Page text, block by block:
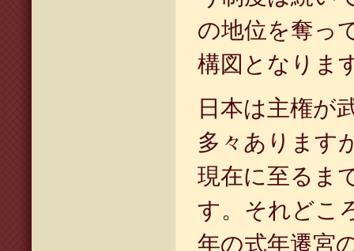
の地位を奪っ
構図となりま
日本は主権が
多々あります
現在に至るま
す。それどこ
年の式年遷宮